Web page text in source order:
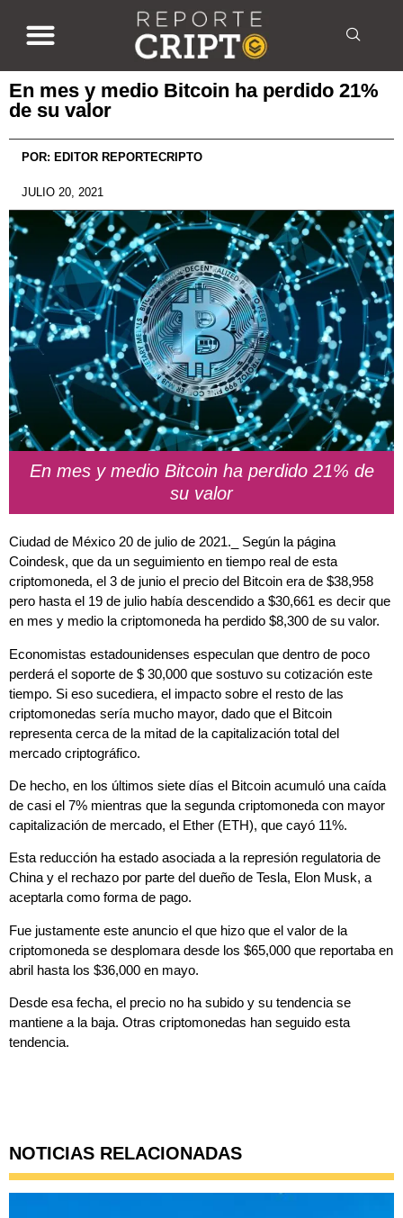
En mes y medio Bitcoin ha perdido 21%
de su valor
POR: EDITOR REPORTECRIPTO
JULIO 20, 2021
En mes y medio Bitcoin ha perdido 21% de
su valor
Ciudad de México 20 de julio de 2021._ Según la página
Coindesk, que da un seguimiento en tiempo real de esta
criptomoneda, el 3 de junio el precio del Bitcoin era de $38,958
pero hasta el 19 de julio había descendido a $30,661 es decir que
en mes y medio la criptomoneda ha perdido $8,300 de su valor.
Economistas estadounidenses especulan que dentro de poco
perderá el soporte de $ 30,000 que sostuvo su cotización este
tiempo. Si eso sucediera, el impacto sobre el resto de las
criptomonedas sería mucho mayor, dado que el Bitcoin
representa cerca de la mitad de la capitalización total del
mercado criptográfico.
De hecho, en los últimos siete días el Bitcoin acumuló una caída
de casi el 7% mientras que la segunda criptomoneda con mayor
capitalización de mercado, el Ether (ETH), que cayó 11%.
Esta reducción ha estado asociada a la represión regulatoria de
China y el rechazo por parte del dueño de Tesla, Elon Musk, a
aceptarla como forma de pago.
Fue justamente este anuncio el que hizo que el valor de la
criptomoneda se desplomara desde los $65,000 que reportaba en
abril hasta los $36,000 en mayo.
Desde esa fecha, el precio no ha subido y su tendencia se
mantiene a la baja. Otras criptomonedas han seguido esta
tendencia.
NOTICIAS RELACIONADAS